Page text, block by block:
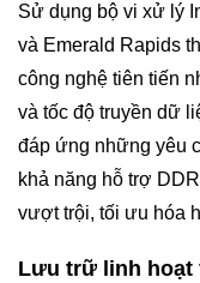
Sử dụng bộ vi xử lý
và Emerald Rapids
công nghệ tiên tiến
và tốc độ truyền dữ
đáp ứng những yêu
khả năng hỗ trợ
vượt trội, tối ưu hóa
Lưu trữ linh